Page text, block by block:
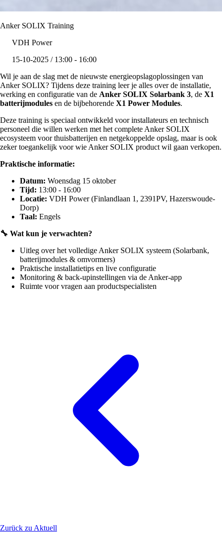
Anker SOLIX Training
VDH Power
15-10-2025 / 13:00 - 16:00
Wil je aan de slag met de nieuwste energieopslagoplossingen van
Anker SOLIX? Tijdens deze training leer je alles over de installatie,
werking en configuratie van de Anker SOLIX Solarbank 3, de X1
batterijmodules en de bijbehorende X1 Power Modules.
Deze training is speciaal ontwikkeld voor installateurs en technisch
personeel die willen werken met het complete Anker SOLIX
ecosysteem voor thuisbatterijen en netgekoppelde opslag, maar is ook
zeker toegankelijk voor wie Anker SOLIX product wil gaan verkopen.
Praktische informatie:
Datum: Woensdag 15 oktober
Tijd: 13:00 - 16:00
Locatie: VDH Power (Finlandlaan 1, 2391PV, Hazerswoude-
Dorp)
Taal: Engels
🔧 Wat kun je verwachten?
Uitleg over het volledige Anker SOLIX systeem (Solarbank,
batterijmodules & omvormers)
Praktische installatietips en live configuratie
Monitoring & back-upinstellingen via de Anker-app
Ruimte voor vragen aan productspecialisten
Zurück zu Aktuell